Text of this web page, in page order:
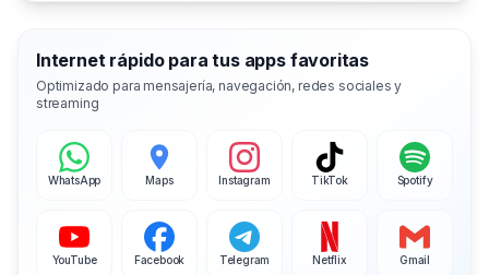
Internet rápido para tus apps favoritas
Optimizado para mensajería, navegación, redes sociales y
streaming
WhatsApp Maps Instagram TikTok Spotify
YouTube Facebook Telegram Netflix Gmail